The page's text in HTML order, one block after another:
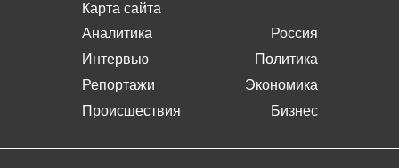
Карта сайта
Аналитика
Интервью
Репортажи
Происшествия
Россия
Политика
Экономика
Бизнес